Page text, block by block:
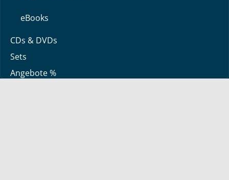
eBooks
CDs & DVDs
Sets
Angebote %